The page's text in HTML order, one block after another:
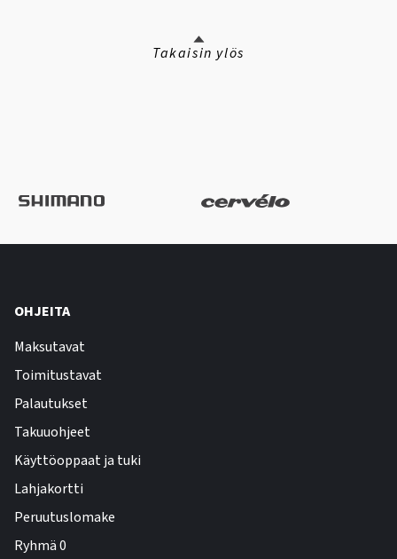
Takaisin ylös
OHJEITA
Maksutavat
Toimitustavat
Palautukset
Takuuohjeet
Käyttöoppaat ja tuki
Lahjakortti
Peruutuslomake
Ryhmä 0